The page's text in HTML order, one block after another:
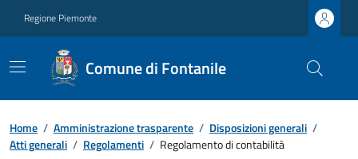
Regione Piemonte
Comune di Fontanile
Home / Amministrazione trasparente / Disposizioni generali /
Atti generali / Regolamenti / Regolamento di contabilità